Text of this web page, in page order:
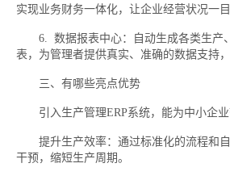
实现业务财务一体化，让企业经营状况一目
6. 数据报表中心：自动生成各类生产
表，为管理者提供真实、准确的数据支持，
三、有哪些亮点优势
引入生产管理ERP系统，能为中小企业
提升生产效率：通过标准化的流程和自
干预，缩短生产周期。